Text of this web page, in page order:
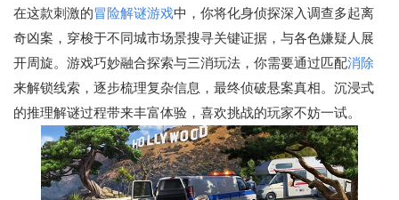
在这款刺激的冒险解谜游戏中，你将化身侦探深入调查多起离
奇凶案，穿梭于不同城市场景搜寻关键证据，与各色嫌疑人展
开周旋。游戏巧妙融合探索与三消玩法，你需要通过匹配消除
来解锁线索，逐步梳理复杂信息，最终侦破悬案真相。沉浸式
的推理解谜过程带来丰富体验，喜欢挑战的玩家不妨一试。